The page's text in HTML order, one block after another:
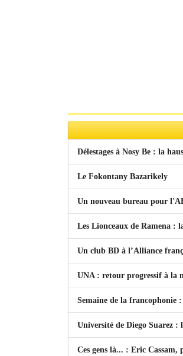
Délestages à Nosy Be : la
Le Fokontany Bazarikely
Un nouveau bureau pour
Les Lionceaux de Ramena :
Un club BD à l’Alliance
UNA : retour progressif à la
Semaine de la francophonie
Université de Diego Suarez :
Ces gens là... : Eric Cassam,